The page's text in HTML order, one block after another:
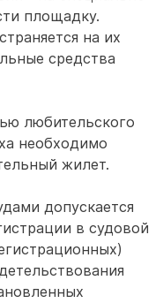
площадку.
на их
средства
любительского
необходимо
жилет.
допускается
в судовой